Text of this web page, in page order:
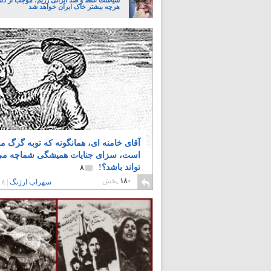
هرچه بیشتر خاک ایران خواهد شد
آقای خامنه ای، همانگونه که توبه گرگ
است، سزای جنایات همیشگی شماچه
تواند باشد؟!
۸
۱۸۰ پخش سهراب ارژنگ |۸ سال پیش